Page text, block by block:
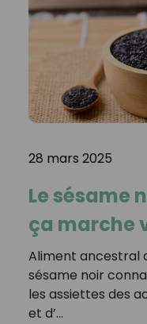
28 mars 2025
Le sésame
ça marche
Aliment ancestral
sésame noir
les assiettes des
et d’…